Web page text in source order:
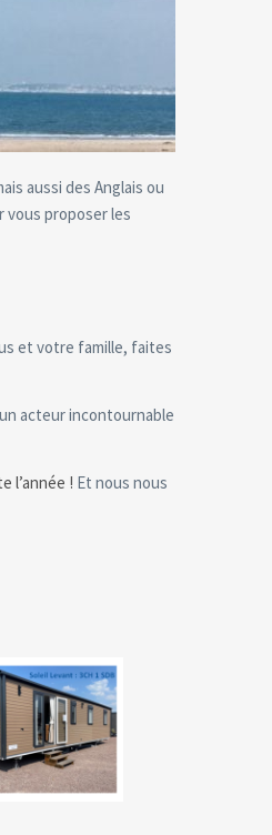
aussi des Anglais ou
vous proposer les
et votre famille, faites
acteur incontournable
l’année ! Et nous nous